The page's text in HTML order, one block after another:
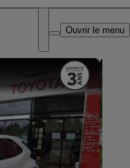
DEALER NAME
Ouvrir le menu